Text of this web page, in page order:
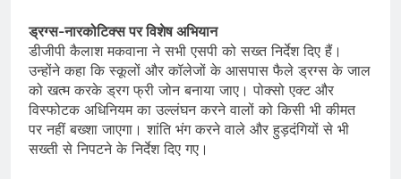
ड्रग्स-नारकोटिक्स पर विशेष अभियान
डीजीपी कैलाश मकवाना ने सभी एसपी को सख्त निर्देश दिए हैं।
उन्होंने कहा कि स्कूलों और कॉलेजों के आसपास फैले ड्रग्स के जाल
को खत्म करके ड्रग फ्री जोन बनाया जाए। पोक्सो एक्ट और
विस्फोटक अधिनियम का उल्लंघन करने वालों को किसी भी कीमत
पर नहीं बख्शा जाएगा। शांति भंग करने वाले और हुड़दंगियों से भी
सख्ती से निपटने के निर्देश दिए गए।